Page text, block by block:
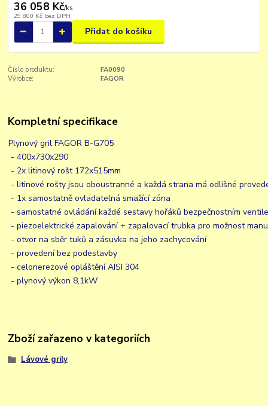
36 058 Kč/ks
29 800 Kč bez DPH
Přidat do košíku
Číslo produktu:
FA0090
Výrobce:
FAGOR
Kompletní specifikace
Plynový gril FAGOR B-G705
- 400x730x290
- 2x litinový rošt 172x515mm
- litinové rošty jsou oboustranné a každá strana má odlišné
- 1x samostatně ovladatelná smažící zóna
- samostatné ovládání každé sestavy hořáků bezpečnostním
- piezoelektrické zapalování + zapalovací trubka pro možnost
- otvor na sběr tuků a zásuvka na jeho zachycování
- provedení bez podestavby
- celonerezové opláštění AISI 304
- plynový výkon 8,1kW
Zboží zařazeno v kategoriích
Lávové grily